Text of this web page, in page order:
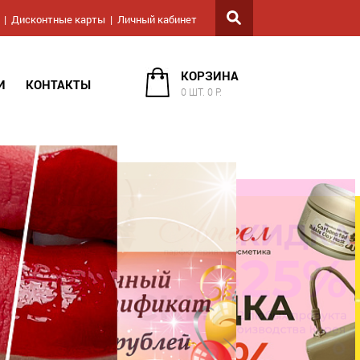
Дисконтные карты Личный кабинет
КОНТАКТЫ
КОРЗИНА
0 ШТ. 0 Р.